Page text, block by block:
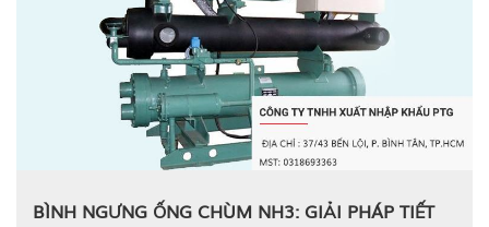
BÌNH NGƯNG ỐNG CHÙM NH3: GIẢI PHÁP TIẾT